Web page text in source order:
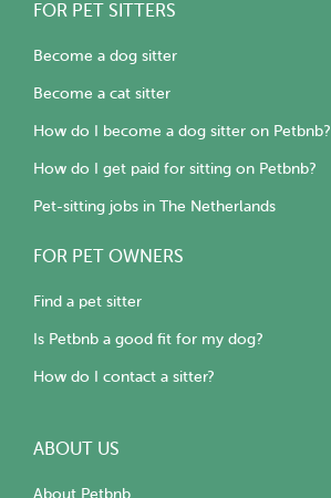
FOR PET SITTERS
Become a dog sitter
Become a cat sitter
How do I become a dog sitter on Petbnb?
How do I get paid for sitting on Petbnb?
Pet-sitting jobs in The Netherlands
FOR PET OWNERS
Find a pet sitter
Is Petbnb a good fit for my dog?
How do I contact a sitter?
ABOUT US
About Petbnb